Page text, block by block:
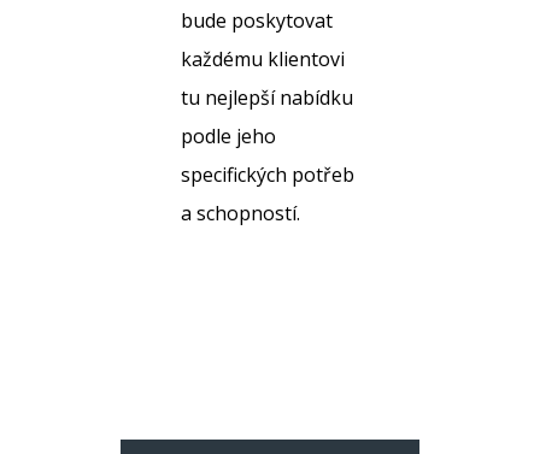
bude poskytovat
každému klientovi
tu nejlepší nabídku
podle jeho
specifických potřeb
a schopností.